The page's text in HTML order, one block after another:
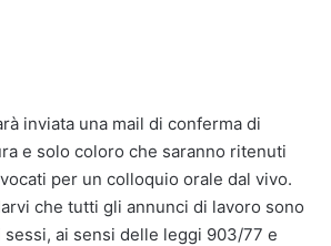
inviata una mail di conferma di
e solo coloro che saranno ritenuti
per un colloquio orale dal vivo.
che tutti gli annunci di lavoro sono
ai sensi delle leggi 903/77 e